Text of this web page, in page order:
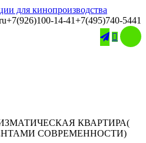
+7(926)100-14-41+7(495)740-5441

КВАРТИРА(
СОВРЕМЕННОСТИ)